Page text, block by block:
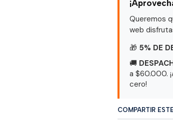
Queremos
web
🎁 5% DE
🚚
a $60.000.
cero!
COMPARTIR